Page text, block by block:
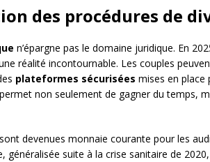
des procédures de
n’épargne pas le domaine juridique. En
réalité incontournable. Les couples
plateformes sécurisées mises en place
non seulement de gagner du temps,
sont devenues monnaie courante pour les
généralisée suite à la crise sanitaire de